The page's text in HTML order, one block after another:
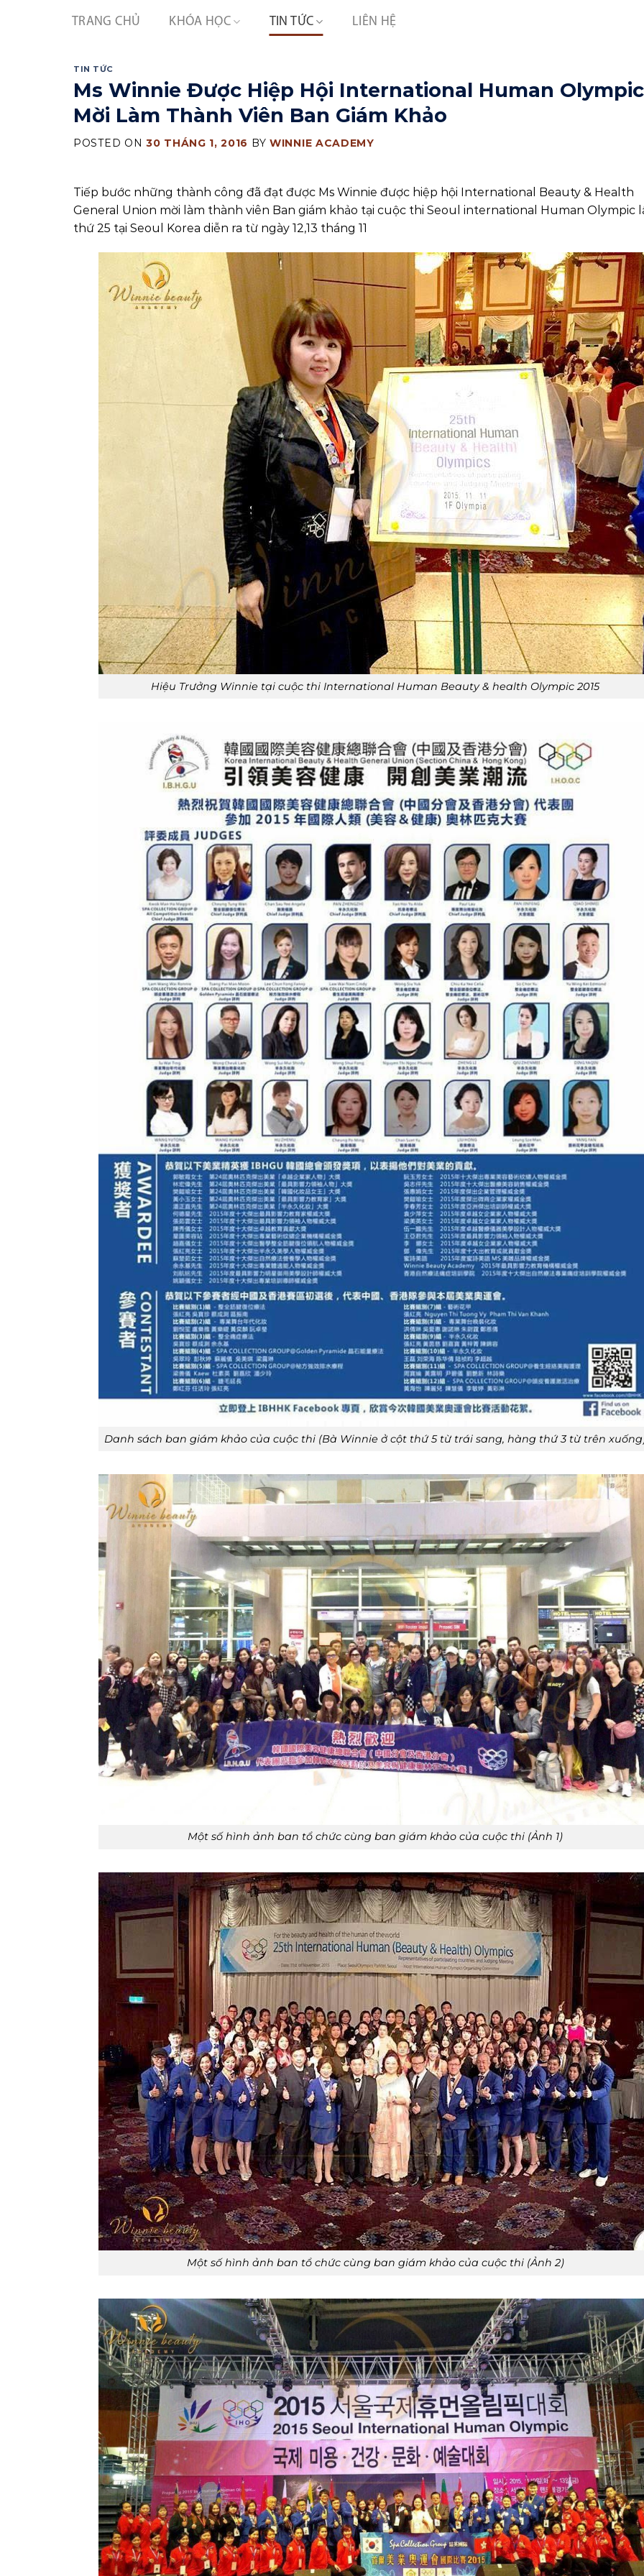
TRANG CHỦ KHÓA HỌC TIN TỨC LIÊN HỆ
TIN TỨC
Ms Winnie Được Hiệp Hội International Human Olympic
Mời Làm Thành Viên Ban Giám Khảo
POSTED ON 30 THÁNG 1, 2016 BYWINNIE ACADEMY
Tiếp bước những thành công đã đạt được Ms Winnie được hiệp hội International Beauty & Health
General Union mời làm thành viên Ban giám khảo tại cuộc thi Seoul international Human Olympic
thứ 25 tại Seoul Korea diễn ra từ ngày 12,13 tháng 11
Hiệu Trưởng Winnie tại cuộc thi International Human Beauty & health Olympic 2015
Danh sách ban giám khảo của cuộc thi (Bà Winnie ở cột thứ 5 từ trái sang, hàng thứ 3 từ trên
Một số hình ảnh ban tổ chức cùng ban giám khảo của cuộc thi (Ảnh 1)
Một số hình ảnh ban tổ chức cùng ban giám khảo của cuộc thi (Ảnh 2)